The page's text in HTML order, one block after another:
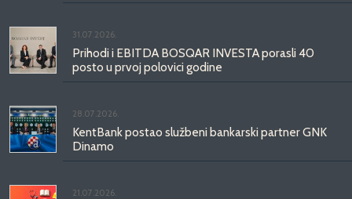
31.07.2026.
Prihodi i EBITDA BOSQAR INVESTA porasli 40
posto u prvoj polovici godine
28.07.2026.
KentBank postao službeni bankarski partner GNK
Dinamo
21.07.2026.